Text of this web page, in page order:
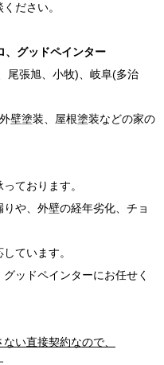
ださい。
、グッドペインター
尾張旭、小牧)、岐阜(多治
壁塗装、屋根塗装などの家の
ております。
や、外壁の経年劣化、チョ
ています。
ッドペインターにお任せく
い直接契約なので、